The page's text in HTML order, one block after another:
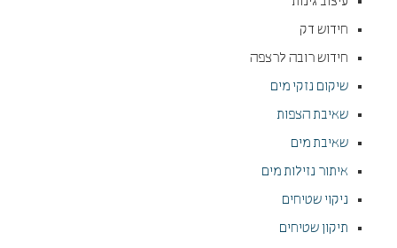
חידוש דק
חידוש רובה לרצפה
שיקום נזקי מים
שאיבת הצפות
שאיבת מים
איתור נזילות מים
ניקוי שטיחים
תיקון שטיחים